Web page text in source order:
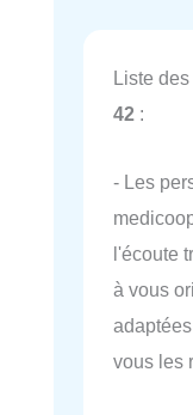
Liste
42 :
- Les
l'écoute
à vous
vous les